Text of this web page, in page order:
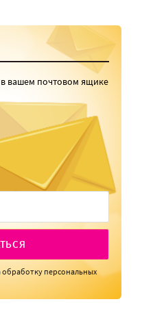
вашем почтовом ящике
обработку персональных